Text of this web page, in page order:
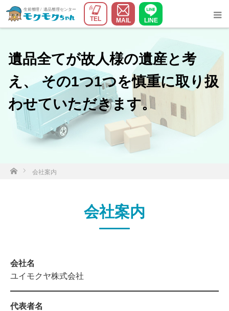
TEL MAIL LINE
遺品全てが故人様の遺産と考
え、 その1つ1つを慎重に取り扱
わせていただきます。
ホーム会社案内
会社案内
会社名
ユイモクヤ株式会社
代表者名